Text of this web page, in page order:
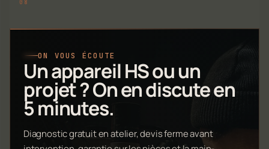
ON VOUS ÉCOUTE
Un appareil HS ou un
projet ? On en discute en
5 minutes.
Diagnostic gratuit en atelier, devis ferme avant